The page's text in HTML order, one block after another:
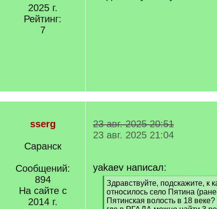
2025 г.
Рейтинг:
7
sserg
Саранск
Сообщений:
894
На сайте с
2014 г.
23 авг. 2025 20:51
23 авг. 2025 21:04
yakaev написал:
[
q
]
Здравствуйте, подскажите, к
относилось село Пятина
Пятинская волость в 18